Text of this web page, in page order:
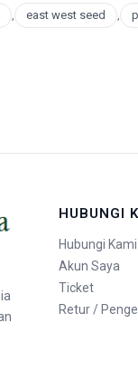
, east west seed ,
HUBUNGI
Hubungi Kami
Akun Saya
Ticket
Retur /